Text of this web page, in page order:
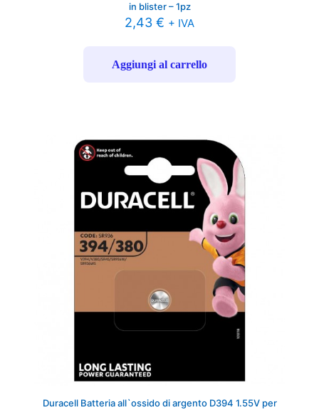
in blister – 1pz
2,43 € + IVA
Aggiungi al carrello
Duracell Batteria all`ossido di argento D394 1.55V per